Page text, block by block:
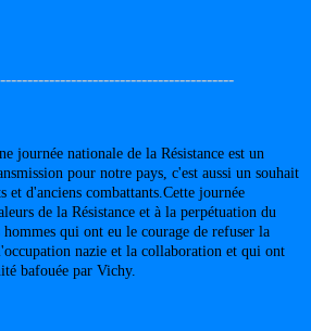
journée nationale de la Résistance est un
pour notre pays, c'est aussi un souhait
et d'anciens combattants.Cette journée
de la Résistance et à la perpétuation du
hommes qui ont eu le courage de refuser la
nazie et la collaboration et qui ont
bafouée par Vichy.